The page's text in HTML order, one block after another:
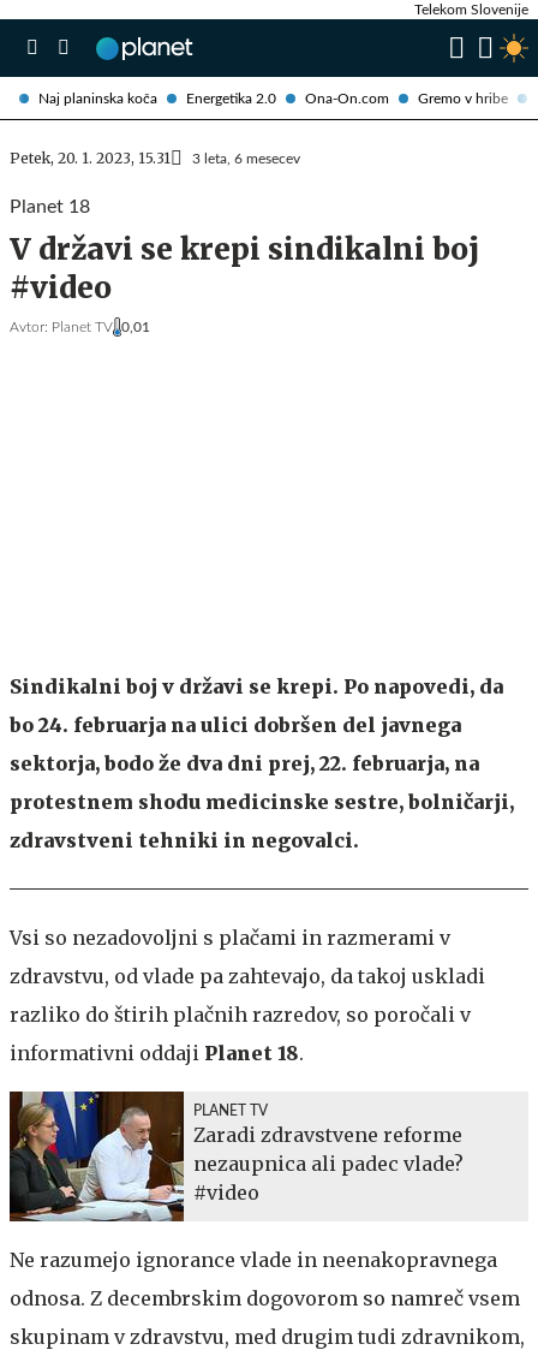
Naj planinska koča Energetika 2.0 Ona-On.com Gremo v hribe
Telekom Slovenije
Petek, 20. 1. 2023, 15.31 3 leta, 6 mesecev
Planet 18
V državi se krepi sindikalni boj
#video
Avtor: Planet TV 0,01
Sindikalni boj v državi se krepi. Po napovedi, da
bo 24. februarja na ulici dobršen del javnega
sektorja, bodo že dva dni prej, 22. februarja, na
protestnem shodu medicinske sestre, bolničarji,
zdravstveni tehniki in negovalci.
Vsi so nezadovoljni s plačami in razmerami v
zdravstvu, od vlade pa zahtevajo, da takoj uskladi
razliko do štirih plačnih razredov, so poročali v
informativni oddaji Planet 18.
PLANET TV
Zaradi zdravstvene reforme
nezaupnica ali padec vlade?
#video
Ne razumejo ignorance vlade in neenakopravnega
odnosa. Z decembrskim dogovorom so namreč vsem
skupinam v zdravstvu, med drugim tudi zdravnikom,